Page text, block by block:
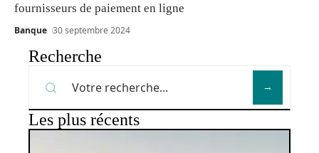
fournisseurs de paiement en ligne
Banque 30 septembre 2024
Recherche
Les plus récents